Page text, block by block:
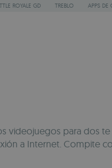
ROYALE GD TREBLO APPS DE
para dos
a Internet. Compite